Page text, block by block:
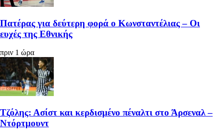
Πατέρας για δεύτερη φορά ο Κωνσταντέλιας – Οι
ευχές της Εθνικής
πριν 1 ώρα
Τζόλης: Ασίστ και κερδισμένο πέναλτι στο Άρσεναλ –
Ντόρτμουντ